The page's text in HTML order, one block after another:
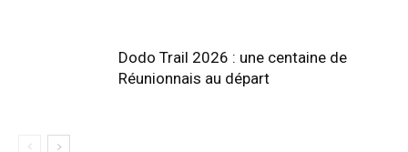
Dodo Trail 2026 : une centaine de
Réunionnais au départ